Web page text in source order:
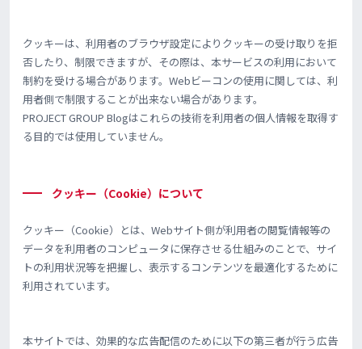
クッキーは、利用者のブラウザ設定によりクッキーの受け取りを拒
否したり、制限できますが、その際は、本サービスの利用において
制約を受ける場合があります。Webビーコンの使用に関しては、利
用者側で制限することが出来ない場合があります。
PROJECT GROUP Blogはこれらの技術を利用者の個人情報を取得す
る目的では使用していません。
クッキー（Cookie）について
クッキー（Cookie）とは、Webサイト側が利用者の閲覧情報等の
データを利用者のコンピュータに保存させる仕組みのことで、サイ
トの利用状況等を把握し、表示するコンテンツを最適化するために
利用されています。
本サイトでは、効果的な広告配信のために以下の第三者が行う広告